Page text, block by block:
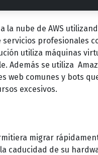
nube de AWS
profesionales
utiliza máquinas
Además se utiliza
web comunes y bots
excesivos.
migrar
caducidad de su